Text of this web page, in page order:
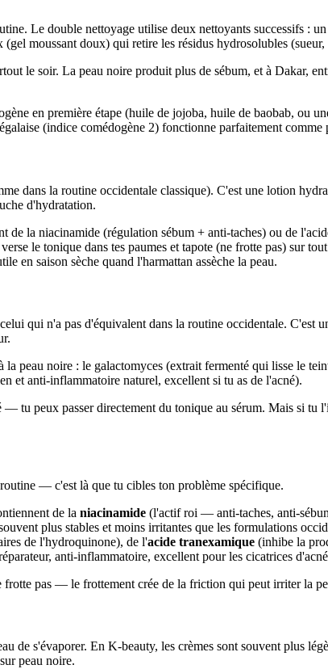
Le double nettoyage utilise deux nettoyants successifs :
moussant doux) qui retire les résidus hydrosolubles (sueur,
le soir. La peau noire produit plus de sébum, et à Dakar,
en première étape (huile de jojoba, huile de baobab, ou
(indice comédogène 2) fonctionne parfaitement
dans la routine occidentale classique). C'est une lotion
d'hydratation.
de la niacinamide (régulation sébum + anti-taches) ou de
le tonique dans tes paumes et tapote (ne frotte pas) sur
en saison sèche quand l'harmattan assèche la peau.
qui n'a pas d'équivalent dans la routine occidentale. C'est
la peau noire : le galactomyces (extrait fermenté qui lisse le
et anti-inflammatoire naturel, excellent si tu as de l'acné).
tu peux passer directement du tonique au sérum. Mais si tu
— c'est là que tu cibles ton problème spécifique.
de la niacinamide (l'actif roi — anti-taches, anti-
plus stables et moins irritantes que les formulations
de l'hydroquinone), de l'acide tranexamique (inhibe la
anti-inflammatoire, excellent pour les cicatrices
pas — le frottement crée de la friction qui peut irriter la
de s'évaporer. En K-beauty, les crèmes sont souvent plus
peau noire.